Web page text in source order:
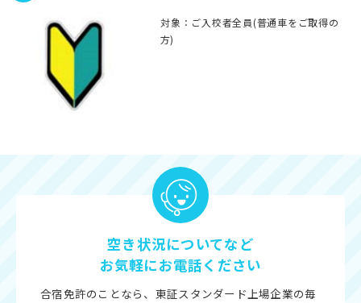
対象：ご入校者全員(普通車をご取得の
方)
空き状況についてなど
お気軽にお電話ください
合宿免許のことなら、東証スタンダード上場企業の毎